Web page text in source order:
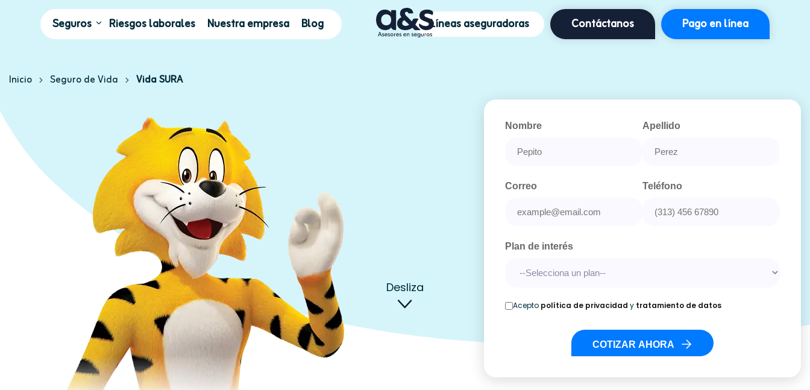
Seguros Riesgos laborales Nuestra empresa Blog Líneas aseguradoras Contáctanos Pago en línea
Inicio Seguro de Vida Vida SURA
Desliza
Nombre Apellido
Correo Teléfono
Plan de interés
Acepto política de privacidad y tratamiento de datos
COTIZAR AHORA